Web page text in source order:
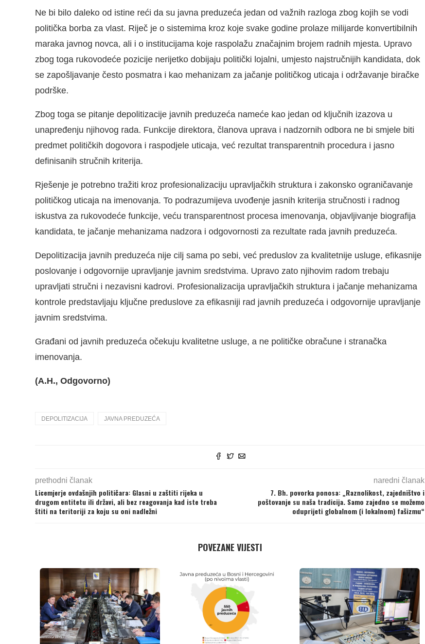
Ne bi bilo daleko od istine reći da su javna preduzeća jedan od važnih razloga zbog kojih se vodi
politička borba za vlast. Riječ je o sistemima kroz koje svake godine prolaze milijarde konvertibilnih
maraka javnog novca, ali i o institucijama koje raspolažu značajnim brojem radnih mjesta. Upravo
zbog toga rukovodeće pozicije nerijetko dobijaju politički lojalni, umjesto najstručnijih kandidata, dok
se zapošljavanje često posmatra i kao mehanizam za jačanje političkog uticaja i održavanje biračke
podrške.
Zbog toga se pitanje depolitizacije javnih preduzeća nameće kao jedan od ključnih izazova u
unapređenju njihovog rada. Funkcije direktora, članova uprava i nadzornih odbora ne bi smjele biti
predmet političkih dogovora i raspodjele uticaja, već rezultat transparentnih procedura i jasno
definisanih stručnih kriterija.
Rješenje je potrebno tražiti kroz profesionalizaciju upravljačkih struktura i zakonsko ograničavanje
političkog uticaja na imenovanja. To podrazumijeva uvođenje jasnih kriterija stručnosti i radnog
iskustva za rukovodeće funkcije, veću transparentnost procesa imenovanja, objavljivanje biografija
kandidata, te jačanje mehanizama nadzora i odgovornosti za rezultate rada javnih preduzeća.
Depolitizacija javnih preduzeća nije cilj sama po sebi, već preduslov za kvalitetnije usluge, efikasnije
poslovanje i odgovornije upravljanje javnim sredstvima. Upravo zato njihovim radom trebaju
upravljati stručni i nezavisni kadrovi. Profesionalizacija upravljačkih struktura i jačanje mehanizama
kontrole predstavljaju ključne preduslove za efikasniji rad javnih preduzeća i odgovornije upravljanje
javnim sredstvima.
Građani od javnih preduzeća očekuju kvalitetne usluge, a ne političke obračune i stranačka
imenovanja.
(A.H., Odgovorno)
DEPOLITIZACIJA JAVNA PREDUZEĆA
prethodni članak
Licemjerje ovdašnjih političara: Glasni u zaštiti rijeka u
drugom entitetu ili državi, ali bez reagovanja kad iste treba
štiti na teritoriji za koju su oni nadležni
naredni članak
7. Bh. povorka ponosa: „Raznolikost, zajedništvo i
poštovanje su naša tradicija. Samo zajedno se možemo
oduprijeti globalnom (i lokalnom) fašizmu“
POVEZANE VIJESTI